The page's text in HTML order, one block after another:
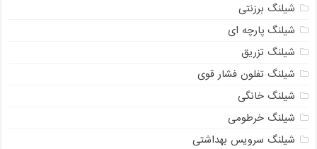
شیلنگ برزنتی
شیلنگ پارچه‌ ای
شیلنگ تزریق
شیلنگ تفلون فشار قوی
شیلنگ خانگی
شیلنگ خرطومی
شیلنگ سرویس بهداشتی